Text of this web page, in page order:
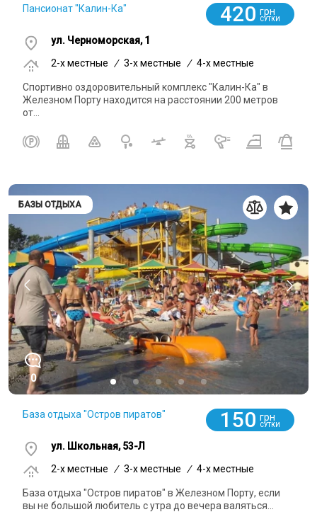
Пансионат "Калин-Ка" 420 грн
СУТКИ
ул. Черноморская, 1
2-x местные
/ 3-x местные / 4-x местные
Спортивно оздоровительный комплекс "Калин-Ка" в
Железном Порту находится на расстоянии 200 метров
от...
БАЗЫ ОТДЫХА
0
База отдыха "Остров пиратов" 150 грн
СУТКИ
ул. Школьная, 53-Л
2-x местные
/ 3-x местные / 4-x местные
База отдыха "Остров пиратов" в Железном Порту, если
вы не большой любитель с утра до вечера валяться...